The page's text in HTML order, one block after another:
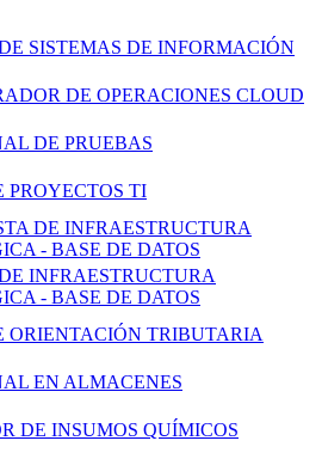
SISTEMAS DE INFORMACIÓN
DE OPERACIONES CLOUD
DE PRUEBAS
PROYECTOS TI
DE INFRAESTRUCTURA
- BASE DE DATOS
INFRAESTRUCTURA
- BASE DE DATOS
ORIENTACIÓN TRIBUTARIA
EN ALMACENES
DE INSUMOS QUÍMICOS